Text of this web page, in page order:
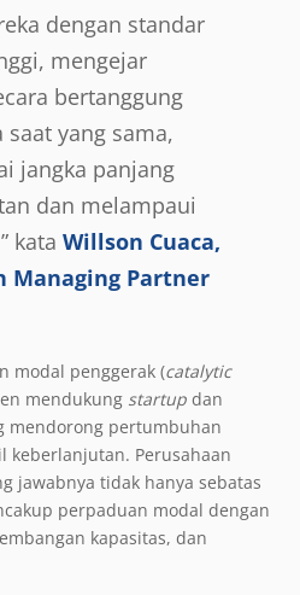
dengan standar
mengejar
bertanggung
yang sama,
jangka panjang
dan melampaui
kata Willson Cuaca,
Managing Partner
modal penggerak (catalytic
mendukung startup dan
mendorong pertumbuhan
keberlanjutan. Perusahaan
jawabnya tidak hanya sebatas
perpaduan modal dengan
kapasitas, dan